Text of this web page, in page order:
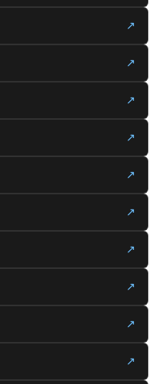
↗
↗
↗
↗
↗
↗
↗
↗
↗
↗